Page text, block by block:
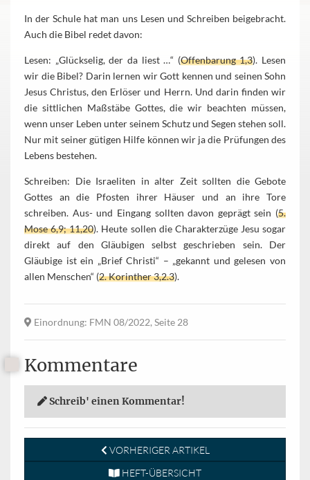
In der Schule hat man uns Lesen und Schreiben beigebracht.
Auch die Bibel redet davon:
Lesen: „Glückselig, der da liest …“ (Offenbarung 1,3). Lesen
wir die Bibel? Darin lernen wir Gott kennen und seinen Sohn
Jesus Christus, den Erlöser und Herrn. Und darin finden wir
die sittlichen Maßstäbe Gottes, die wir beachten müssen,
wenn unser Leben unter seinem Schutz und Segen stehen soll.
Nur mit seiner gütigen Hilfe können wir ja die Prüfungen des
Lebens bestehen.
Schreiben: Die Israeliten in alter Zeit sollten die Gebote
Gottes an die Pfosten ihrer Häuser und an ihre Tore
schreiben. Aus- und Eingang sollten davon geprägt sein (5.
Mose 6,9; 11,20). Heute sollen die Charakterzüge Jesu sogar
direkt auf den Gläubigen selbst geschrieben sein. Der
Gläubige ist ein „Brief Christi“ – „gekannt und gelesen von
allen Menschen“ (2. Korinther 3,2.3).
Einordnung: FMN 08/2022, Seite 28
Kommentare
Schreib' einen Kommentar!
VORHERIGER ARTIKEL
HEFT-ÜBERSICHT